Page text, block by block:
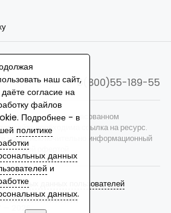
8(800)55-189-55
данных пользователей
данных
2026
запрещено, при согласованном
сайта необходима ссылка на ресурс.
носит исключительно информационный
офертой.
наш сайт,
согласие на
файлов
Подробнее - в
политике
данных
и
данных.